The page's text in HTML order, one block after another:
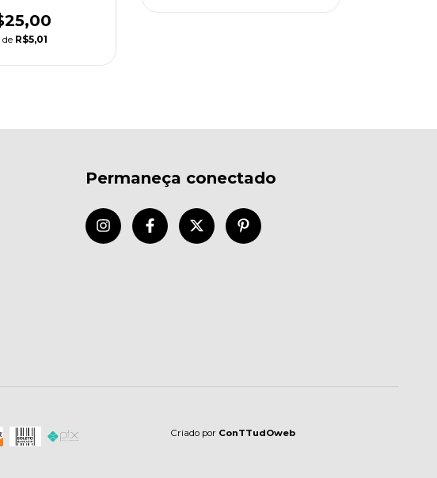
de R$5,01
Permaneça conectado
Criado por ConTTudOweb